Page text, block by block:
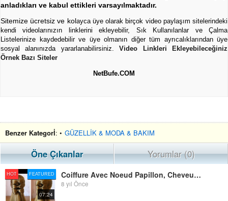
anladıkları ve kabul ettikleri varsayılmaktadır.
Sitemize ücretsiz ve kolayca üye olarak birçok video paylaşım sitelerindeki
kendi videolarınızın linklerini ekleyebilir, Sık Kullanılanlar ve Çalma
Listelerinize kaydedebilir ve üye olmanın diğer tüm ayrıcalıklarından üye
sosyal alanınızda yararlanabilirsiniz.Video Linkleri Ekleyebileceğiniz
Örnek Bazı Siteler
NetBufe.COM
Benzer Kategorİ: • GÜZELLİK & MODA & BAKIM
Öne Çıkanlar Yorumlar (0)
HOT FEATURED
07:24
Coiffure Avec Noeud Papillon, Cheveux Long ???? Hair Bow Tutorial ???? Hairstyle For Long Hair
8 yıl Önce